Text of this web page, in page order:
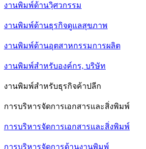
งานพิมพ์ด้านวฺิศวกรรม
งานพิมพ์ด้านธุรกิจดูแลสุขภาพ
งานพิมพ์ด้านอุตสาหกรรมการผลิต
งานพิมพ์สำหรับองค์กร, บริษัท
งานพิมพ์สำหรับธุรกิจค้าปลีก
การบริหารจัดการเอกสารและสิ่งพิมพ์
การบริหารจัดการเอกสารและสิ่งพิมพ์
การบริหารจัดการด้านงานพิมพ์